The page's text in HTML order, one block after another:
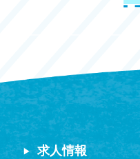
求人情報